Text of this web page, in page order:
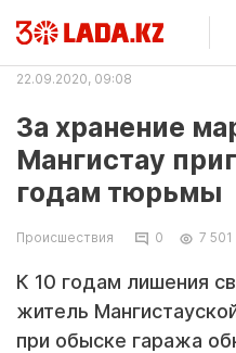
22.09.2020, 09:08
За хранение
Мангистау
годам тюрьмы
Происшествия 0 7 501
К 10 годам лишения
житель
при обыске гаража